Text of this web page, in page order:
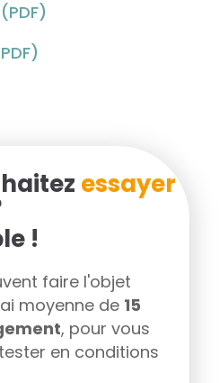
essayer
!
faire l'objet
moyenne de 15
, pour vous
en conditions